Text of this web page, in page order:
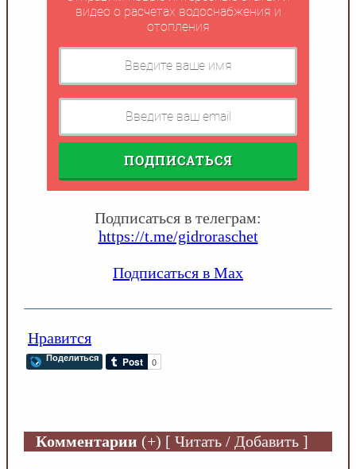
видео о расчетах водоснабжения и
отопления
ПОДПИСАТЬСЯ
Подписаться в телеграм:
https://t.me/gidroraschet
Подписаться в Max
Нравится
Поделиться
Комментарии (+) [ Читать / Добавить ]